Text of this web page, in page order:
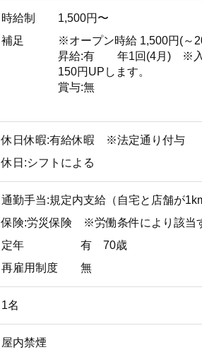
時給制
1,500円〜
補足
※オープン時給 1,500円(～
昇給:有 年1回(4月) ※入社
150円UPします。
賞与:無
休日休暇:有給休暇 ※法定通り付与
休日:シフトによる
通勤手当:規定内支給（自宅と店舗が
保険:労災保険 ※労働条件により該当
定年
有 70歳
再雇用制度
無
1名
屋内禁煙